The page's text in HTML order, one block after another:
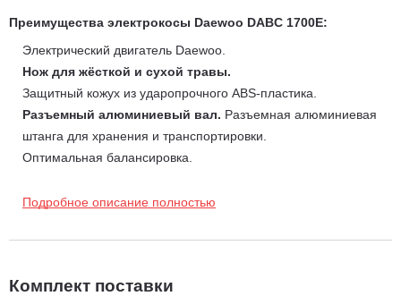
Преимущества электрокосы Daewoo DABC 1700E:
Электрический двигатель Daewoo.
Нож для жёсткой и сухой травы.
Защитный кожух из ударопрочного ABS-пластика.
Разъемный алюминиевый вал. Разъемная алюминиевая
штанга для хранения и транспортировки.
Оптимальная балансировка.
Удобная U-образная рукоятка.
Подробное описание полностью
Комплект поставки